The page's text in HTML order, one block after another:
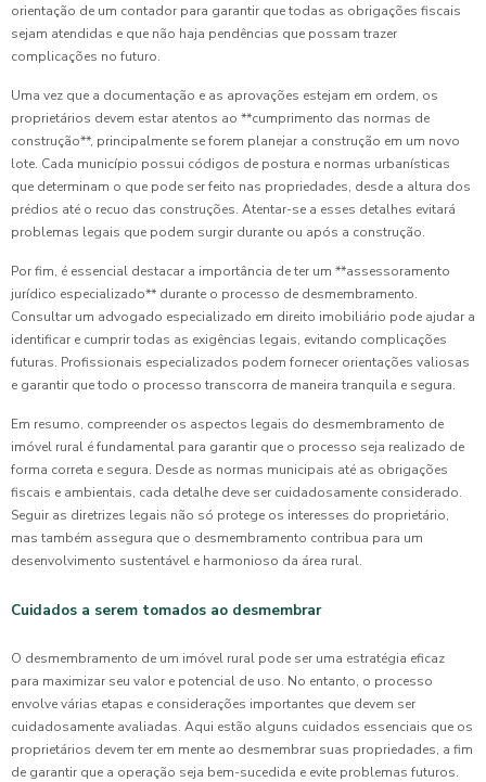
orientação de um contador para garantir que todas as obrigações fiscais
sejam atendidas e que não haja pendências que possam trazer
complicações no futuro.
Uma vez que a documentação e as aprovações estejam em ordem, os
proprietários devem estar atentos ao **cumprimento das normas de
construção**, principalmente se forem planejar a construção em um novo
lote. Cada município possui códigos de postura e normas urbanísticas
que determinam o que pode ser feito nas propriedades, desde a altura dos
prédios até o recuo das construções. Atentar-se a esses detalhes evitará
problemas legais que podem surgir durante ou após a construção.
Por fim, é essencial destacar a importância de ter um **assessoramento
jurídico especializado** durante o processo de desmembramento.
Consultar um advogado especializado em direito imobiliário pode ajudar a
identificar e cumprir todas as exigências legais, evitando complicações
futuras. Profissionais especializados podem fornecer orientações valiosas
e garantir que todo o processo transcorra de maneira tranquila e segura.
Em resumo, compreender os aspectos legais do desmembramento de
imóvel rural é fundamental para garantir que o processo seja realizado de
forma correta e segura. Desde as normas municipais até as obrigações
fiscais e ambientais, cada detalhe deve ser cuidadosamente considerado.
Seguir as diretrizes legais não só protege os interesses do proprietário,
mas também assegura que o desmembramento contribua para um
desenvolvimento sustentável e harmonioso da área rural.
Cuidados a serem tomados ao desmembrar
O desmembramento de um imóvel rural pode ser uma estratégia eficaz
para maximizar seu valor e potencial de uso. No entanto, o processo
envolve várias etapas e considerações importantes que devem ser
cuidadosamente avaliadas. Aqui estão alguns cuidados essenciais que os
proprietários devem ter em mente ao desmembrar suas propriedades, a fim
de garantir que a operação seja bem-sucedida e evite problemas futuros.